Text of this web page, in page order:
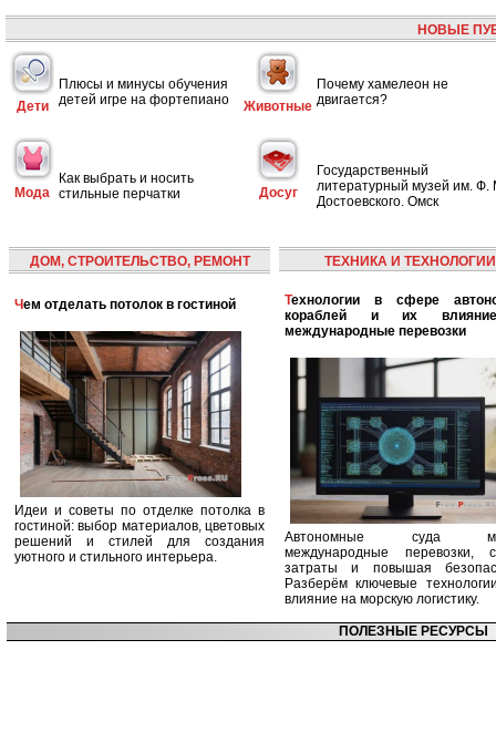
НОВЫЕ
Дети
Плюсы и минусы обучения
детей игре на фортепиано
Животные
Почему хамелеон не
двигается?
Мода
Как выбрать и носить
стильные перчатки
Досуг
Государственный
литературный музей им. Ф.
Достоевского. Омск
ДОМ, СТРОИТЕЛЬСТВО, РЕМОНТ
Чем отделать потолок в гостиной
Идеи и советы по отделке потолка в
гостиной: выбор материалов, цветовых
решений и стилей для создания
уютного и стильного интерьера.
ТЕХНИКА И ТЕХНОЛОГИИ
Технологии в сфере автономных
кораблей и их
международные перевозки
Автономные суда
международные перевозки,
затраты и повышая
Разберём ключевые
влияние на морскую логистику.
ПОЛЕЗНЫЕ РЕСУРСЫ